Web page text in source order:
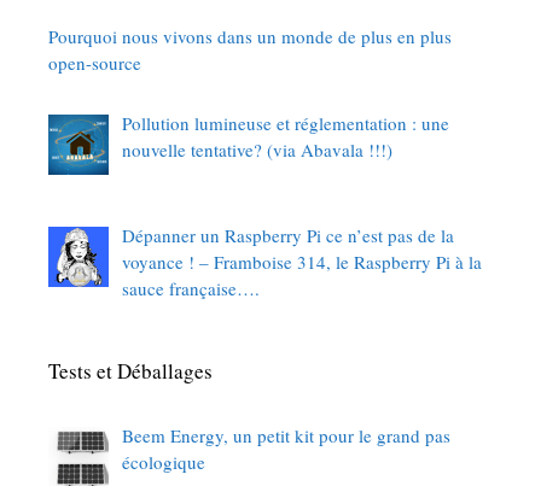
Pourquoi nous vivons dans un monde de plus en plus
open-source
Pollution lumineuse et réglementation : une
nouvelle tentative? (via Abavala !!!)
Dépanner un Raspberry Pi ce n’est pas de la
voyance ! – Framboise 314, le Raspberry Pi à la
sauce française….
Tests et Déballages
Beem Energy, un petit kit pour le grand pas
écologique